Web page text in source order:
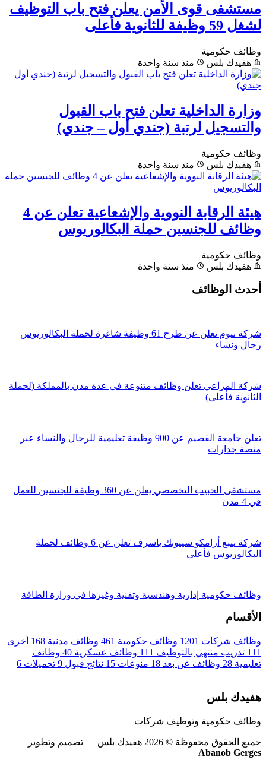
مستشفى قوى الأمن يعلن فتح باب التوظيف
لشغل 59 وظيفة للثانوية فأعلى
وظائف حكومية
هفيدك بلس
منذ سنة واحدة
وزارة الداخلية تعلن فتح باب القبول
والتسجيل لرتبة (جندي أول – جندي)
وظائف حكومية
هفيدك بلس
منذ سنة واحدة
هيئة الرقابة النووية والإشعاعية تعلن عن 4
وظائف للجنسين حملة البكالوريوس
وظائف حكومية
هفيدك بلس
منذ سنة واحدة
أحدث الوظائف
شركة نيوم تعلن عن طرح 61 وظيفة شاغرة لحملة البكالوريوس
رجال ونساء
شركة المراعي تعلن وظائف متنوعة في عدة مدن بالمملكة (لحملة
الثانوية فأعلى)
تعلن جامعة القصيم عن 900 وظيفة تعليمية للرجال والنساء عبر
منصة جدارات
مستشفى الحبيب التخصصي يعلن عن 360 وظيفة للجنسين للعمل
في 4 مدن
شركة ينبع أرامكو سينوبك ياسرف تعلن عن 6 وظائف لحملة
البكالوريوس فأعلى
وظائف حكومية إدارية وهندسية وتقنية وغيرها في وزارة الطاقة
الأقسام
وظائف شركات 1201 وظائف حكومية 461 وظائف مدنية 168 أخرى
111 تدريب منتهي بالتوظيف 111 وظائف عسكرية 40 وظائف
تعليمية 28 وظائف عن بعد 18 منوعات 15 نتائج قبول 9 تحميلات 6
هفيدك بلس
وظائف حكومية وتوظيف شركات
جميع الحقوق محفوظة © 2026 هفيدك بلس
— تصميم وتطوير
Abanob Gerges